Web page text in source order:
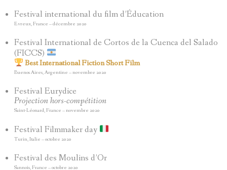
Festival international du film d’Éducation
Evreux, France – décembre 2020
Festival International de Cortos de la Cuenca del Salado
(FICCS)
Best International Fiction Short Film
Buenos Aires, Argentine – novembre 2020
Festival Eurydice
Projection hors-compétition
Saint-Léonard, France – novembre 2020
Festival Filmmaker day
Turin, Italie – octobre 2020
Festival des Moulins d’Or
Sannois, France – octobre 2020